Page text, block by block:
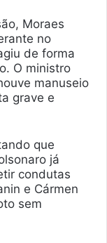
Moraes
no
de forma
O ministro
manuseio
grave e
que
já
condutas
e Cármen
sem